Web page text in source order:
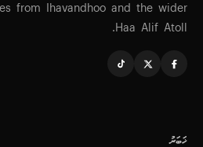
from Ihavandhoo and the wider
Haa Alif Atoll.
ޚަބަރު